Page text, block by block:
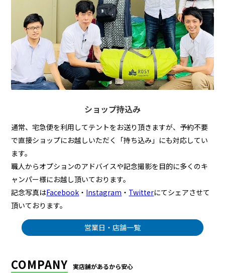
ショップ持込み
通常、宅急便を利用してテントをお送り頂きますが、予約不要
で直接ショップにお越しいただく「持ち込み」にも対応してい
ます。
職人からオプションのアドバイスや記念撮影を目的に多くのキ
ャンパー様にお越し頂いております。
記念写真はFacebook ・ Instagram ・ Twitterにてシェアさせて
頂いております。
営業日・店舗一覧
COMPANY 実店舗があるから安心